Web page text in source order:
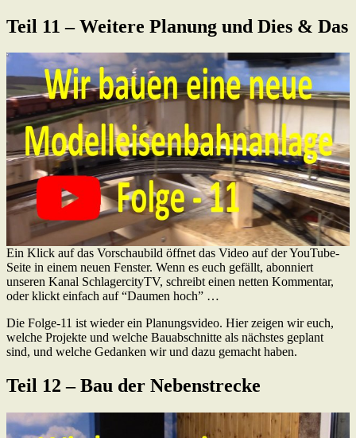
Teil 11 – Weitere Planung und Dies & Das
Ein Klick auf das Vorschaubild öffnet das Video auf der YouTube-
Seite in einem neuen Fenster. Wenn es euch gefällt, abonniert
unseren Kanal SchlagercityTV, schreibt einen netten Kommentar,
oder klickt einfach auf “Daumen hoch” …
Die Folge-11 ist wieder ein Planungsvideo. Hier zeigen wir euch,
welche Projekte und welche Bauabschnitte als nächstes geplant
sind, und welche Gedanken wir und dazu gemacht haben.
Teil 12 – Bau der Nebenstrecke